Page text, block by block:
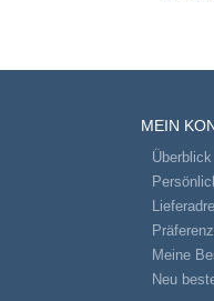
MEIN
Überblick
Meine
Neu